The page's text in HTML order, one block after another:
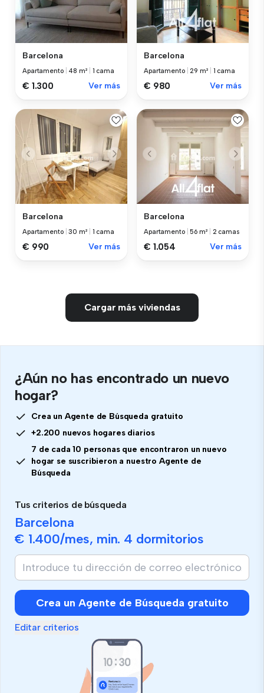
Barcelona
Apartamento 48 m² 1 cama
€ 1.300 Ver más
Barcelona
Apartamento |29 m² 1 cama
€ 980 Ver más
Barcelona
Apartamento |30 m² 1 cama
€ 990 Ver más
Barcelona
Apartamento |56 m² 2 camas
€ 1.054 Ver más
Cargar más viviendas
¿Aún no has encontrado un nuevo
hogar?
Crea un Agente de Búsqueda gratuito
+2.200 nuevos hogares diarios
7 de cada 10 personas que encontraron un nuevo
hogar se suscribieron a nuestro Agente de
Búsqueda
Tus criterios de búsqueda
Barcelona
€ 1.400/mes, min. 4 dormitorios
Crea un Agente de Búsqueda gratuito
Editar criterios